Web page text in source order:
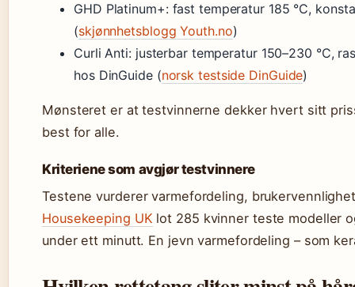
GHD Platinum+: fast temperatur 185 °C,
(skjønnhetsblogg Youth.no)
Curli Anti: justerbar temperatur 150–230 °C,
hos DinGuide (norsk testside DinGuide)
Mønsteret er at testvinnerne dekker hvert sitt
best for alle.
Kriteriene som avgjør testvinnere
Testene vurderer varmefordeling,
Housekeeping UK lot 285 kvinner teste modeller
under ett minutt. En jevn varmefordeling – som